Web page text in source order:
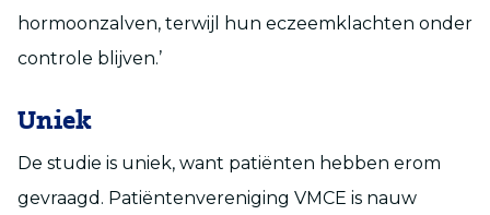
hormoonzalven, terwijl hun eczeemklachten onder
controle blijven.’
Uniek
De studie is uniek, want patiënten hebben erom
gevraagd. Patiëntenvereniging VMCE is nauw